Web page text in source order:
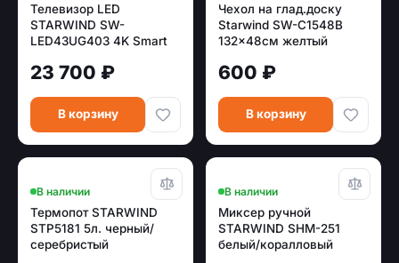
Телевизор LED
STARWIND SW-
LED43UG403 4K Smart
23 700 ₽
В корзину
Чехол на глад.доску
Starwind SW-C1548B
132x48см желтый
600 ₽
В корзину
В наличии
Термопот STARWIND
STP5181 5л. черный/
серебристый
В наличии
Миксер ручной
STARWIND SHM-251
белый/коралловый